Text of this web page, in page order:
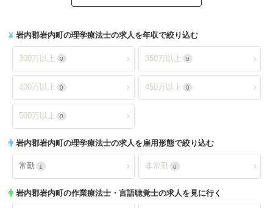
デイケア(精神科) デイケア 0
デイサービス 訪問看護・リハ
介護老人保健施設
サービス付き高齢者向け住
0 有料老人ホーム 0
ショートステイ 0 小規模多機能 0
就業時間・休日が魅力 土日休み
日祝休み 1 土日祝休み 1
残業少なめ 1 年間休日110日以上 1
年間休日120日以上 1
福利厚生充実 社会保険完備
岩内郡岩内町 の理学療法士の求人を年収で絞り込む
300万以上 0 350万以上 0
400万以上 0 450万以上 0
500万以上 0
岩内郡岩内町の理学療法士の求人を雇用形態で絞り込む
常勤 1 非常勤 0
岩内郡岩内町の作業療法士・言語聴覚士の求人を見に行く